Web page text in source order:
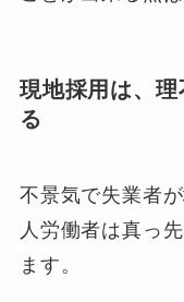
現地採用は、
る
不景気で失業者
人労働者は真っ
ます。